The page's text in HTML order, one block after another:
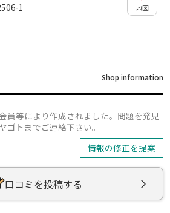
1
地図
Shop information
員等により作成されました。問題を発見
ゴトまでご連絡下さい。
情報の修正を提案
口コミを投稿する